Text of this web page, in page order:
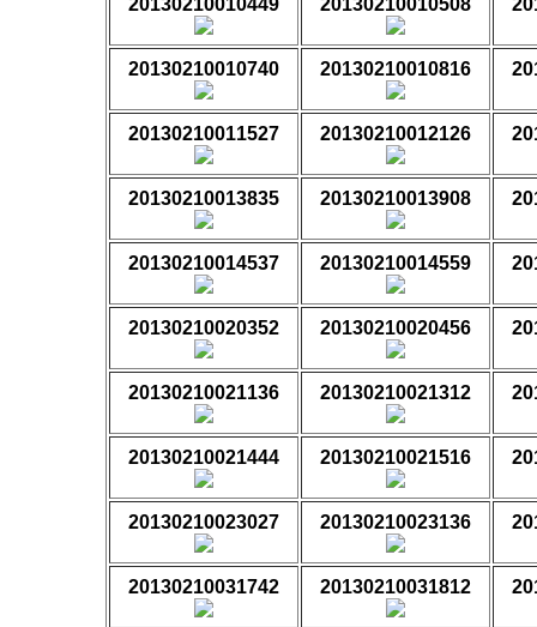
20130210010449 20130210010508
20130210010740 20130210010816
20130210011527 20130210012126
20130210013835 20130210013908
20130210014537 20130210014559
20130210020352 20130210020456
20130210021136 20130210021312
20130210021444 20130210021516
20130210023027 20130210023136
20130210031742 20130210031812